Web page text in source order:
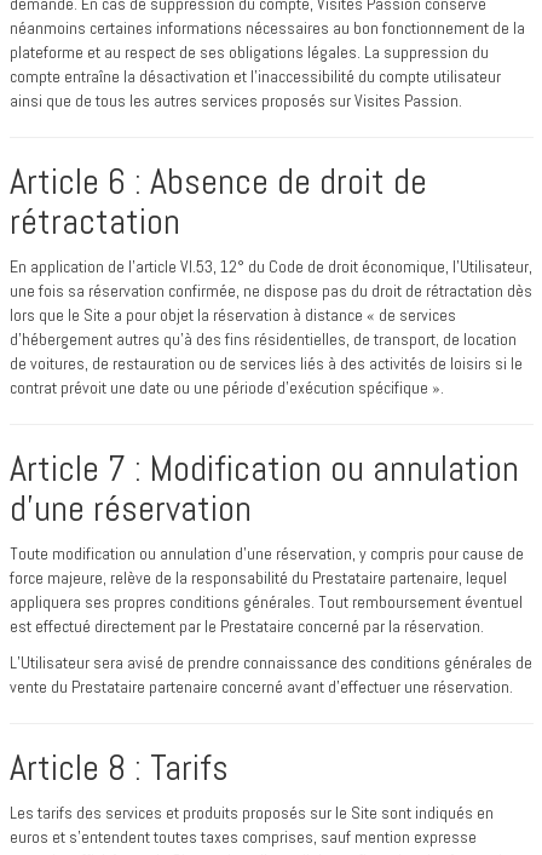
néanmoins certaines informations nécessaires au bon fonctionnement de la
plateforme et au respect de ses obligations légales. La suppression du
compte entraîne la désactivation et l’inaccessibilité du compte utilisateur
ainsi que de tous les autres services proposés sur Visites Passion.
Article 6 : Absence de droit de
rétractation
En application de l’article VI.53, 12° du Code de droit économique, l’Utilisateur,
une fois sa réservation confirmée, ne dispose pas du droit de rétractation dès
lors que le Site a pour objet la réservation à distance « de services
d'hébergement autres qu'à des fins résidentielles, de transport, de location
de voitures, de restauration ou de services liés à des activités de loisirs si le
contrat prévoit une date ou une période d'exécution spécifique ».
Article 7 : Modification ou annulation
d’une réservation
Toute modification ou annulation d’une réservation, y compris pour cause de
force majeure, relève de la responsabilité du Prestataire partenaire, lequel
appliquera ses propres conditions générales. Tout remboursement éventuel
est effectué directement par le Prestataire concerné par la réservation.
L’Utilisateur sera avisé de prendre connaissance des conditions générales de
vente du Prestataire partenaire concerné avant d’effectuer une réservation.
Article 8 : Tarifs
Les tarifs des services et produits proposés sur le Site sont indiqués en
euros et s’entendent toutes taxes comprises, sauf mention expresse